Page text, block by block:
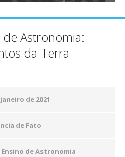
Astronomia:
da Terra
de 2021
de Fato
Ensino de Astronomia